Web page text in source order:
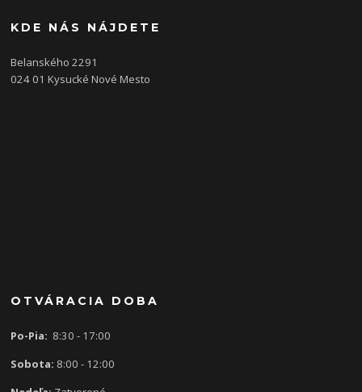
KDE NÁS NÁJDETE
Belanského 2291
024 01 Kysucké Nové Mesto
OTVÁRACIA DOBA
Po-Pia: 8:30 - 17:00
Sobota: 8:00 - 12:00